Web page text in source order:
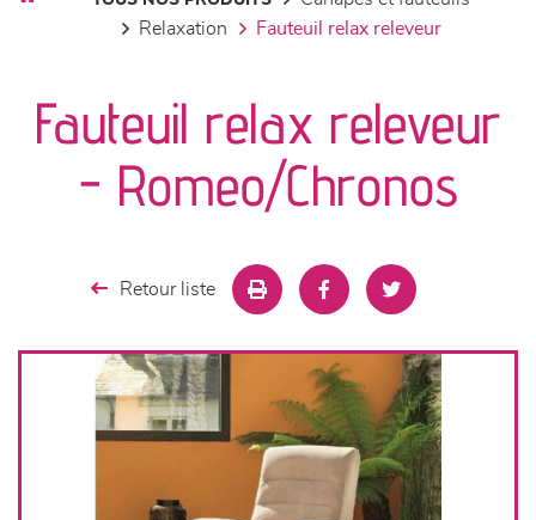
séjours
meubles de complément
décoration
relaxation
fauteuil relax releveur
Fauteuil relax releveur
- Romeo/Chronos
Retour liste